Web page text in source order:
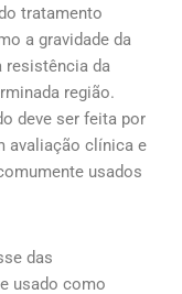
tratamento
a gravidade da
resistência da
região.
deve ser feita por
avaliação clínica e
usados
das
usado como